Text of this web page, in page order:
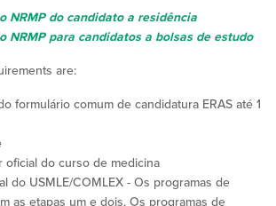
NRMP do candidato a residência
NRMP para candidatos a bolsas de estudo
are:
formulário comum de candidatura ERAS até 1
oficial do curso de medicina
do USMLE/COMLEX - Os programas de
as etapas um e dois. Os programas de